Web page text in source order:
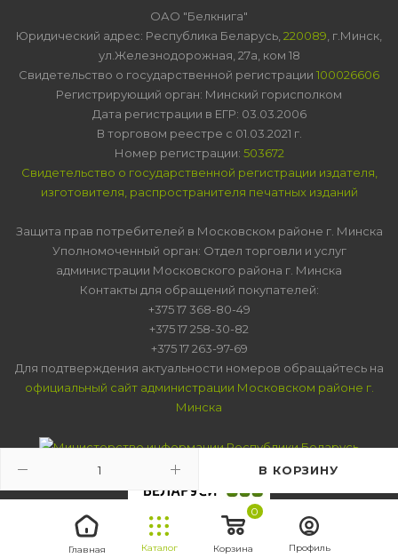
В КОРЗИНУ
Главная Каталог Корзина
0
Профиль
ОАО "Белкнига"
Юридический адрес: Республика Беларусь, 220089 , г.Минск,
ул.Железнодорожная, 27а, ком 18
Свидетельство о государственной регистрации 100026606
Регистрирующий орган: Минский горисполком
Дата регистрации в ЕГР: 03.03.2006
В торговом реестре с 01.03.2021 г.
Номер регистрации: 503672
Свидетельство о государственной регистрации издателя,
изготовителя, распространителя печатных изданий
Защита прав потребителей в Московском районе г. Минска
Уполномоченный орган: Отдел торговли и услуг
администрации Московского района г. Минска
Контакты для обращений покупателей:
+375 17 368-80-49
+375 17 258-30-82
+375 17 263-97-69
Для подтверждения актуальности номеров обращайтесь на
официальный сайт администрации Московском районе г.
Минска